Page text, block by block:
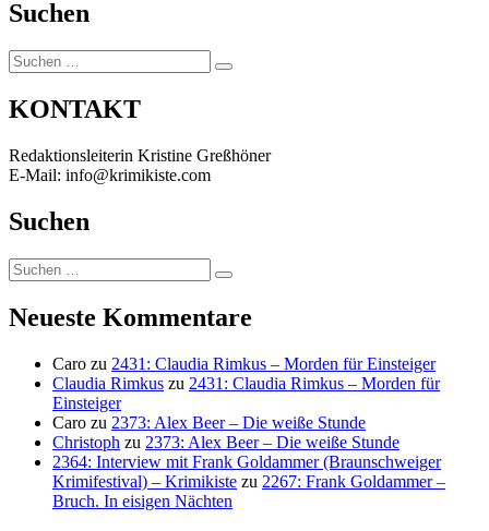
Suchen
Suchen
nach:
Suchen
KONTAKT
Redaktionsleiterin Kristine Greßhöner
E-Mail: info@krimikiste.com
Suchen
Suchen
nach:
Suchen
Neueste Kommentare
Caro zu 2431: Claudia Rimkus – Morden für Einsteiger
Claudia Rimkus zu 2431: Claudia Rimkus – Morden für
Einsteiger
Caro zu 2373: Alex Beer – Die weiße Stunde
Christoph zu 2373: Alex Beer – Die weiße Stunde
2364: Interview mit Frank Goldammer (Braunschweiger
Krimifestival) – Krimikiste zu 2267: Frank Goldammer –
Bruch. In eisigen Nächten